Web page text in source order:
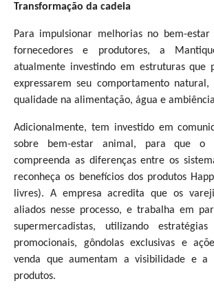
Transformação da cadeia
Para impulsionar melhorias no bem-
fornecedores e produtores, a
atualmente investindo em estruturas que
expressarem seu comportamento
qualidade na alimentação, água e
Adicionalmente, tem investido em
sobre bem-estar animal, para que o
compreenda as diferenças entre os
reconheça os benefícios dos produtos
livres). A empresaacredita que os
aliados nesse processo, e trabalha em
supermercadistas, utilizando
promocionais, gôndolas exclusivas e
venda que aumentam a visibilidade e a
produtos.